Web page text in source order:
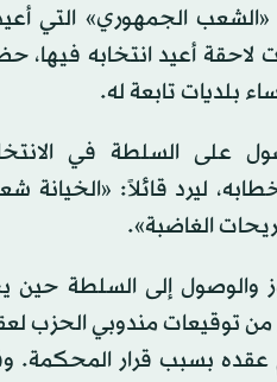
الجمهوري» التي
بلديات تابعة له.
السلطة في
خطابه، ليرد قائلاً:
الغاضبة».
والوصول إلى السلطة
من توقيعات مندوبي
عقده بسبب قرار